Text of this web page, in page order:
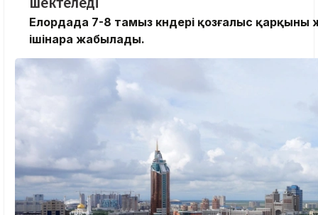
Елордада 7-8 тамыз күндері қозғалыс
ішінара жабылады.